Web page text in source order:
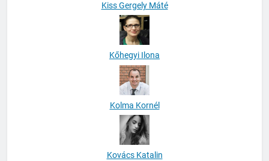
Kiss Gergely Máté
Kőhegyi Ilona
Kolma Kornél
Kovács Katalin